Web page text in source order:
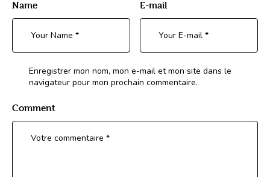
Name E-mail
Enregistrer mon nom, mon e-mail et mon site dans le
navigateur pour mon prochain commentaire.
Comment